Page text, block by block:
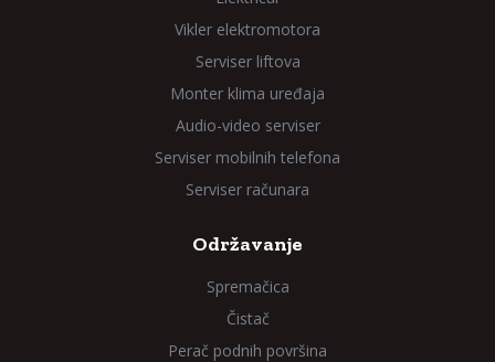
Vikler elektromotora
Serviser liftova
Monter klima uređaja
Audio-video serviser
Serviser mobilnih telefona
Serviser računara
Održavanje
Spremačica
Čistač
Perač podnih površina